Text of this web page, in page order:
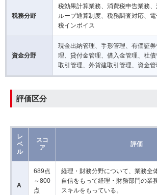
税務分野
税効果計算業務、消費税申告業務
ループ通算制度、税務調査対応、
税インボイス
資金分野
現金出納管理、手形管理、有価証
理、貸付金管理、借入金管理、社
取引管理、外貨建取引管理、資金管
評価区分
レ
ベ
ル
スコ
ア
評価
A
689点
～800
点
経理・財務分野について、業務全
自信をもって経理・財務部門の業
スキルをもっている。